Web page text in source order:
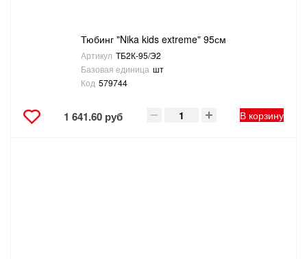
Тюбинг "Nika kids extreme" 95см
Артикул ТБ2К-95/Э2
Базовая единица шт
Код 579744
1 641.60 руб В корзину